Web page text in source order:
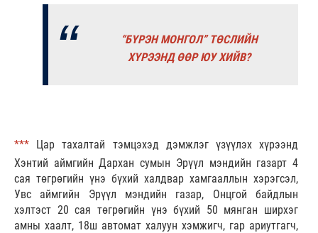
“БҮРЭН МОНГОЛ” ТӨСЛИЙН
ХҮРЭЭНД ӨӨР ЮУ ХИЙВ?
*** Цар тахалтай тэмцэхэд дэмжлэг үзүүлэх хүрээнд
Хэнтий аймгийн Дархан сумын Эрүүл мэндийн газарт 4
сая төгрөгийн үнэ бүхий халдвар хамгааллын хэрэгсэл,
Увс аймгийн Эрүүл мэндийн газар, Онцгой байдлын
хэлтэст 20 сая төгрөгийн үнэ бүхий 50 мянган ширхэг
амны хаалт, 18ш автомат халуун хэмжигч, гар ариутгагч,